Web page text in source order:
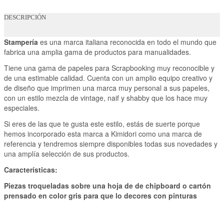
DESCRIPCIÓN
Stampería es una marca italiana reconocida en todo el mundo que
fabrica una amplia gama de productos para manualidades.
Tiene una gama de papeles para Scrapbooking muy reconocible y
de una estimable calidad. Cuenta con un amplio equipo creativo y
de diseño que imprimen una marca muy personal a sus papeles,
con un estilo mezcla de vintage, naif y shabby que los hace muy
especiales.
Si eres de las que te gusta este estilo, estás de suerte porque
hemos incorporado esta marca a Kimidori como una marca de
referencia y tendremos siempre disponibles todas sus novedades y
una amplía selección de sus productos.
Características:
Piezas troqueladas sobre una hoja de de chipboard o cartón
prensado en color gris para que lo decores con pinturas